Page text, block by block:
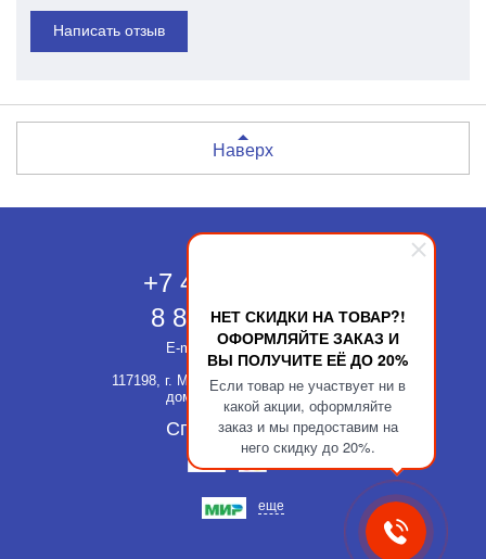
НЕТ СКИДКИ НА ТОВАР?!
ОФОРМЛЯЙТЕ ЗАКАЗ И
ВЫ ПОЛУЧИТЕ ЕЁ ДО 20%
Если товар не участвует ни в
какой акции, оформляйте
заказ и мы предоставим на
него скидку до 20%.
Написать отзыв
Наверх
+7 495 118-43-83
8 800 511-52-66
E-mail:
info@kupatika.ru
117198, г. Москва, ул. Миклухо-Маклая,
дом 8, стр. 3, офис 311
Способы оплаты
еще